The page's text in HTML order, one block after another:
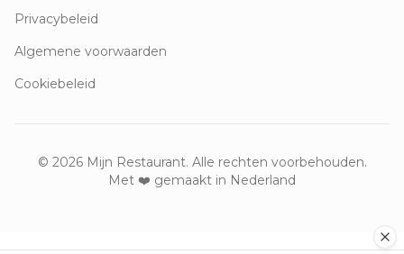
Privacybeleid
Algemene voorwaarden
Cookiebeleid
© 2026Mijn Restaurant. Alle rechten voorbehouden.
Met ❤️ gemaakt in Nederland